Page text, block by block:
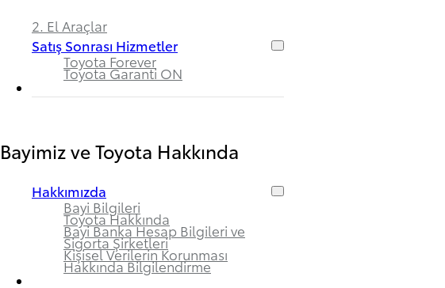
2. El Araçlar
Satış Sonrası Hizmetler
Toyota Forever
Toyota Garanti ON
Bayimiz ve Toyota Hakkında
Hakkımızda
Bayi Bilgileri
Toyota Hakkında
Bayi Banka Hesap Bilgileri ve
Sigorta Şirketleri
Kişisel Verilerin Korunması
Hakkında Bilgilendirme